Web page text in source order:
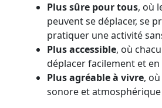
Plus sûre pour tous, où
peuvent se déplacer, se
pratiquer une activité
Plus accessible, où
déplacer facilement et
Plus agréable à vivre,
sonore et